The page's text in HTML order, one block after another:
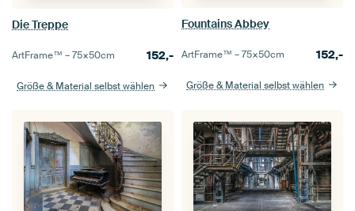
Die Treppe
ArtFrame™ –75×50cm 152,-
Größe & Material selbst wählen
Fountains Abbey
ArtFrame™ –75×50cm 152,-
Größe & Material selbst wählen